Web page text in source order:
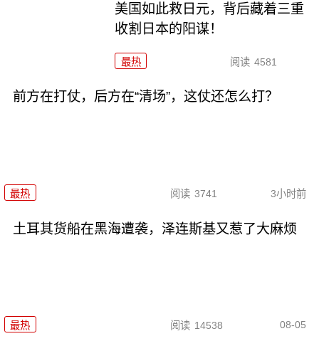
美国如此救日元，背后藏着三重
收割日本的阳谋！
最热 阅读 4581
前方在打仗，后方在“清场”，这仗还怎么打？
最热 阅读 3741 3小时前
土耳其货船在黑海遭袭，泽连斯基又惹了大麻烦
最热 阅读 14538 08-05